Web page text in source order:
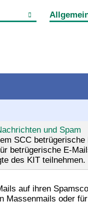
und Spam
SCC
betrügerische E-
des KIT teilnehmen.
auf ihren
Massenmails oder